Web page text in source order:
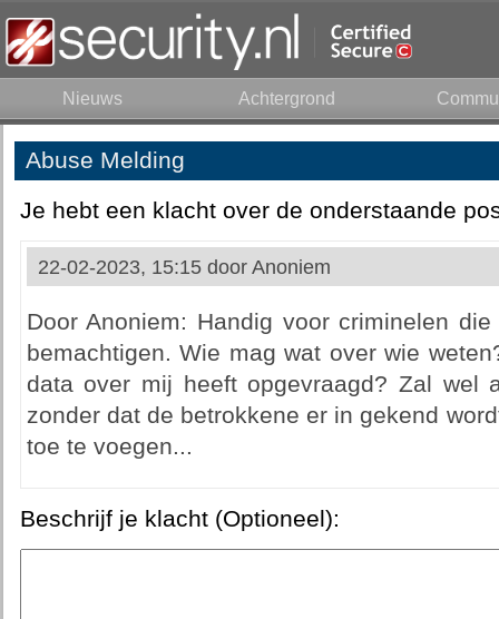
Nieuws Achtergrond
Abuse Melding
Je hebt een klacht over de onderstaande
22-02-2023, 15:15 door Anoniem
Door Anoniem: Handig voor criminelen
bemachtigen. Wie mag wat over wie
data over mij heeft opgevraagd? Zal wel
zonder dat de betrokkene er in gekend
toe te voegen...
Beschrijf je klacht (Optioneel):